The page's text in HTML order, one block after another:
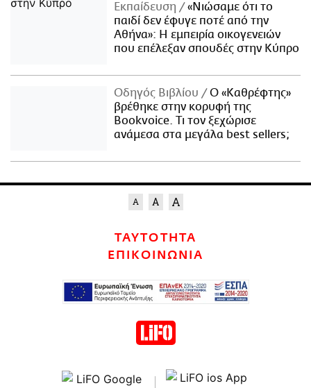
Εκπαίδευση
«Νιώσαμε ότι το
παιδί δεν έφυγε ποτέ από την
Αθήνα»: Η εμπειρία οικογενειών
που επέλεξαν σπουδές στην Κύπρο
Οδηγός Βιβλίου
Ο «Καθρέφτης»
βρέθηκε στην κορυφή της
Bookvoice. Τι τον ξεχώρισε
ανάμεσα στα μεγάλα best sellers;
ΤΑΥΤΟΤΗΤΑ
ΕΠΙΚΟΙΝΩΝΙΑ